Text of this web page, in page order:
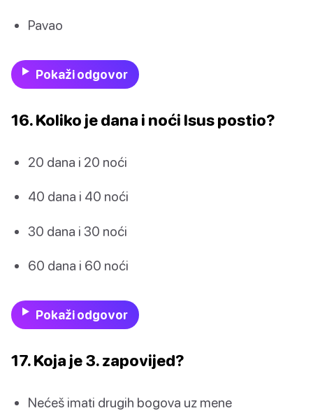
Pavao
Pokaži odgovor
16. Koliko je dana i noći Isus postio?
20 dana i 20 noći
40 dana i 40 noći
30 dana i 30 noći
60 dana i 60 noći
Pokaži odgovor
17. Koja je 3. zapovijed?
Nećeš imati drugih bogova uz mene